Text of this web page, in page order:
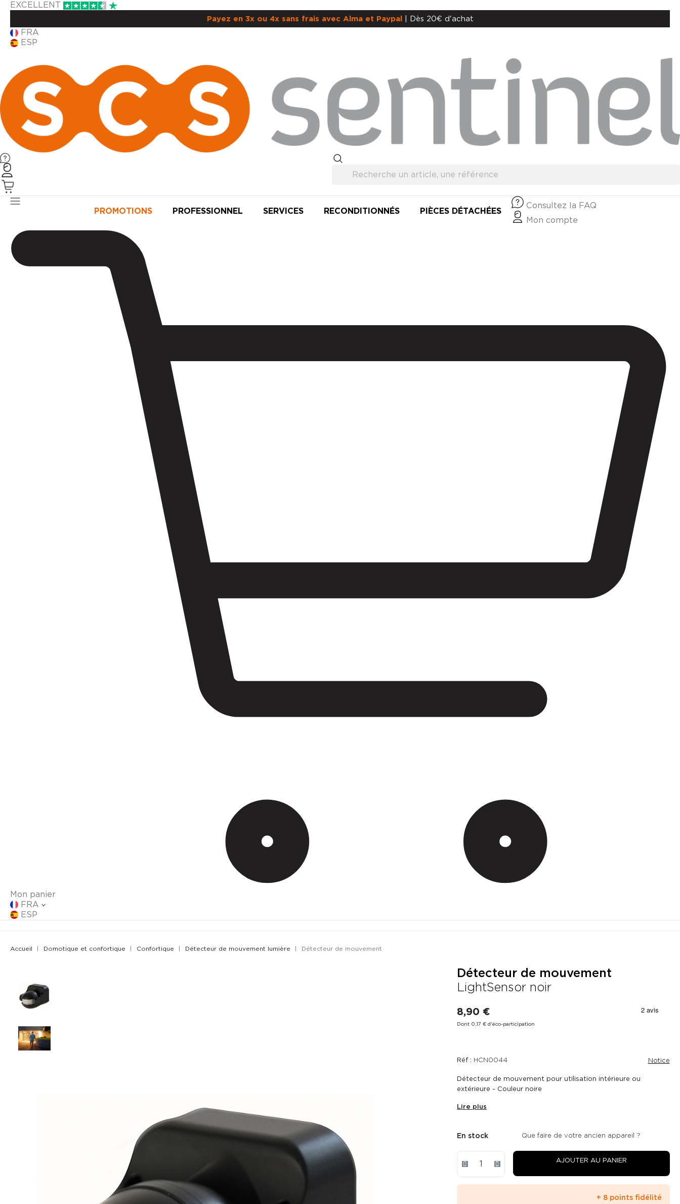
EXCELLENT
Payez en 3x ou 4x sans frais avec Alma et Paypal| Dès 20€ d'achat
FRA
ESP
PROMOTIONS PROFESSIONNEL SERVICES RECONDITIONNÉS PIÈCES DÉTACHÉES
Consultez la FAQ
Mon compte
Mon panier
FRA
ESP
Accueil Domotique et confortique Confortique Détecteur de mouvement lumière Détecteur de mouvement
Détecteur de mouvement
LightSensor noir
8,90 €
Dont 0,17 € d'éco-participation
Réf : HCN0044 Notice
Détecteur de mouvement pour utilisation intérieure ou
extérieure - Couleur noire
Lire plus
En stock Que faire de votre ancien appareil ?
AJOUTER AU PANIER
+ 8 points fidélité